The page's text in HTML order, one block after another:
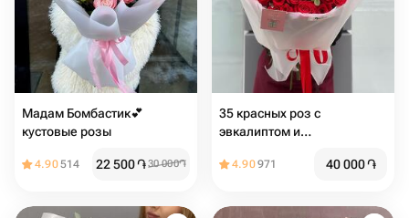
Мадам Бомбастик💕
кустовые розы
4.90514 22 500֏30 000֏
35 красных роз с
эвкалиптом и
4.90971 40 000֏